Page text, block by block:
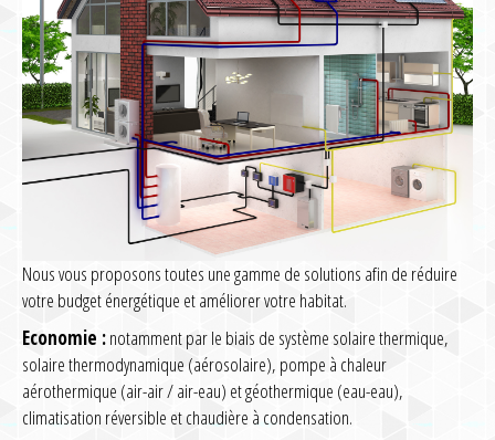
Nous vous proposons toutes une gamme de solutions afin de réduire
votre budget énergétique et améliorer votre habitat.
Economie :notamment par le biais de système solaire thermique,
solaire thermodynamique (aérosolaire), pompe à chaleur
aérothermique (air-air / air-eau) et géothermique (eau-eau),
climatisation réversible et chaudière à condensation.